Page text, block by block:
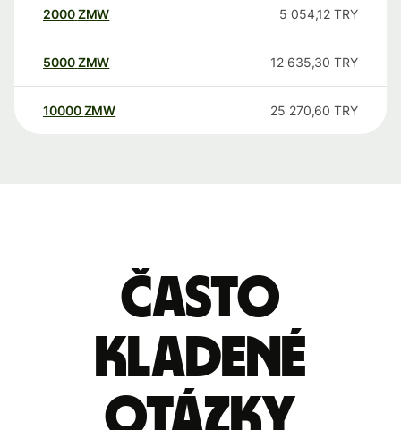
2000ZMW 5 054,12 TRY
5000ZMW 12 635,30 TRY
10000 ZMW 25 270,60 TRY
Často
kladené